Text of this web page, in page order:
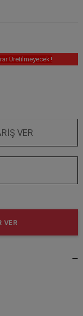
Üretilmeyecek !
VER
VER